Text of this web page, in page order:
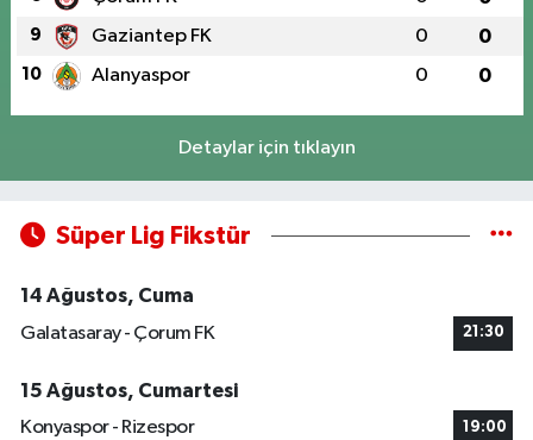
9 Gaziantep FK 0 0
10 Alanyaspor 0 0
Detaylar için tıklayın
Süper Lig Fikstür
14 Ağustos, Cuma
Galatasaray - Çorum FK
21:30
15 Ağustos, Cumartesi
Konyaspor - Rizespor
19:00